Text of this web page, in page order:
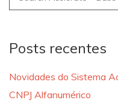
for:
Posts recentes
Novidades do Sistema
CNPJ Alfanumérico